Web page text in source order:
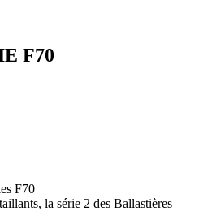
F70
F70
la série 2 des Ballastières